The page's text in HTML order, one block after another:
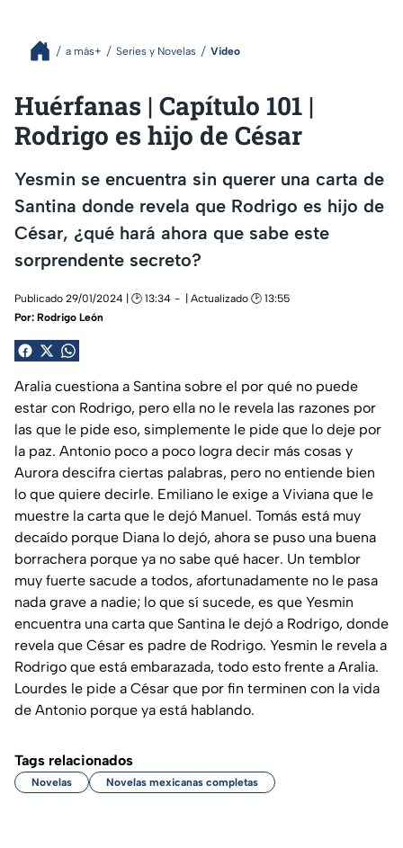
a más+ Series y Novelas Video
Huérfanas | Capítulo 101 |
Rodrigo es hijo de César
Yesmin se encuentra sin querer una carta de
Santina donde revela que Rodrigo es hijo de
César, ¿qué hará ahora que sabe este
sorprendente secreto?
Publicado 29/01/2024 | 🕑 13:34
| Actualizado 🕑 13:55
Por: Rodrigo León
Aralia cuestiona a Santina sobre el por qué no puede
estar con Rodrigo, pero ella no le revela las razones por
las que le pide eso, simplemente le pide que lo deje por
la paz. Antonio poco a poco logra decir más cosas y
Aurora descifra ciertas palabras, pero no entiende bien
lo que quiere decirle. Emiliano le exige a Viviana que le
muestre la carta que le dejó Manuel. Tomás está muy
decaído porque Diana lo dejó, ahora se puso una buena
borrachera porque ya no sabe qué hacer. Un temblor
muy fuerte sacude a todos, afortunadamente no le pasa
nada grave a nadie; lo que sí sucede, es que Yesmin
encuentra una carta que Santina le dejó a Rodrigo, donde
revela que César es padre de Rodrigo. Yesmin le revela a
Rodrigo que está embarazada, todo esto frente a Aralia.
Lourdes le pide a César que por fin terminen con la vida
de Antonio porque ya está hablando.
Tags relacionados
Novelas Novelas mexicanas completas